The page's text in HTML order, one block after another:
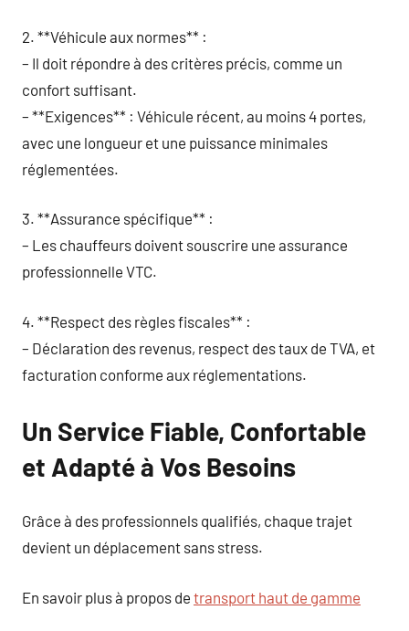
2. **Véhicule aux normes** :
– Il doit répondre à des critères précis, comme un
confort suffisant.
– **Exigences** : Véhicule récent, au moins 4 portes,
avec une longueur et une puissance minimales
réglementées.
3. **Assurance spécifique** :
– Les chauffeurs doivent souscrire une assurance
professionnelle VTC.
4. **Respect des règles fiscales** :
– Déclaration des revenus, respect des taux de TVA, et
facturation conforme aux réglementations.
Un Service Fiable, Confortable
et Adapté à Vos Besoins
Grâce à des professionnels qualifiés, chaque trajet
devient un déplacement sans stress.
En savoir plus à propos de transport haut de gamme